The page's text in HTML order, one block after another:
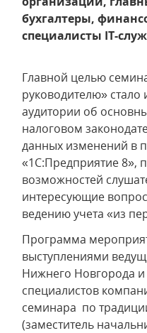
бухгалтеры,
специалисты IT-
Главной целью
руководителю»
аудитории об
налоговом
данных изменений в
«1С:Предприятие 8»,
возможностей
интересующие
ведению учета «из
Программа
выступлениями
Нижнего Новгорода
специалистов
семинара по
(заместитель